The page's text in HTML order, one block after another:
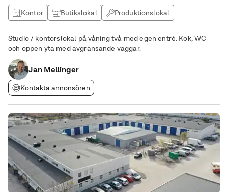
Kontor Butikslokal
Produktionslokal
Studio / kontorslokal på våning två med egen entré. Kök, WC
och öppen yta med avgränsande väggar.
Jan Mellinger
Kontakta annonsören